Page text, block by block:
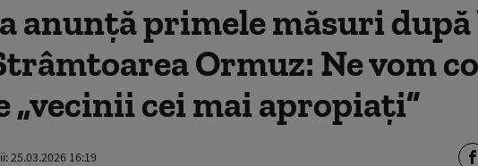
anunță primele măsuri
Ormuz: Ne vom
„vecinii cei mai apropiaţi”
25.03.2026 16:19